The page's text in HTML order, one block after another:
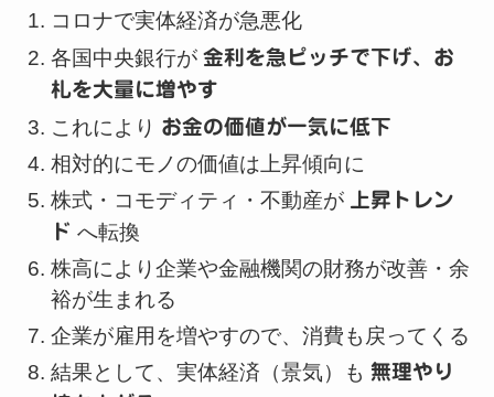
コロナで実体経済が急悪化
各国中央銀行が金利を急ピッチで下げ、お
札を大量に増やす
これにより お金の価値が一気に低下
相対的にモノの価値は上昇傾向に
株式・コモディティ・不動産が
上昇トレン
ド へ転換
株高により企業や金融機関の財務が改善・余
裕が生まれる
企業が雇用を増やすので、消費も戻ってくる
結果として、実体経済（景気）も 無理やり